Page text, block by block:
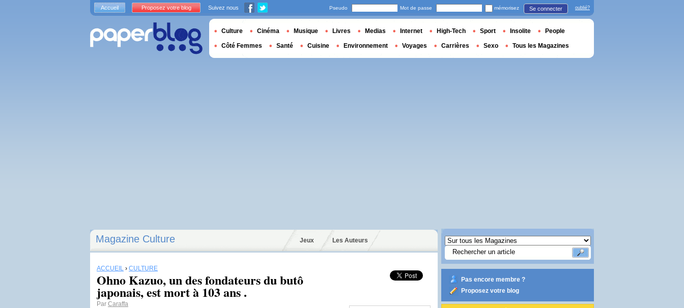
Magazine Culture Jeux Les Auteurs
ACCUEIL › CULTURE
Ohno Kazuo, un des fondateurs du butô
japonais, est mort à 103 ans .
Par Caraffa
Pas encore membre ?
Proposez votre blog
Accueil Proposez votre blog Suivez nous Pseudo Mot de passe mémorisez Se connecter oublié?
Culture Cinéma Musique Livres Medias Internet High-Tech Sport Insolite People
Côté Femmes Santé Cuisine Environnement Voyages Carrières Sexo Tous les Magazines